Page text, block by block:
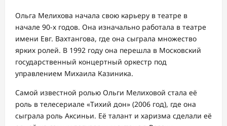
Ольга Мелихова начала свою карьеру в театре в
начале 90-х годов. Она изначально работала в театре
имени Евг. Вахтангова, где она сыграла множество
ярких ролей. В 1992 году она перешла в Московский
государственный концертный оркестр под
управлением Михаила Казиника.
Самой известной ролью Ольги Мелиховой стала её
роль в телесериале «Тихий дон» (2006 год), где она
сыграла роль Аксиньи. Её талант и харизма сделали её